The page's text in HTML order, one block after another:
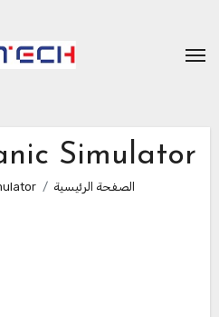
المحتوى
Simulator
الصفحة الرئيسية